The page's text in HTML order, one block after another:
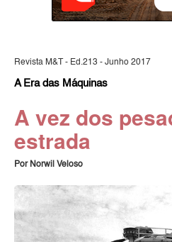
Revista M&T - Ed.213 - Junho 2017
A Era das Máquinas
A vez dos
estrada
Por Norwil Veloso